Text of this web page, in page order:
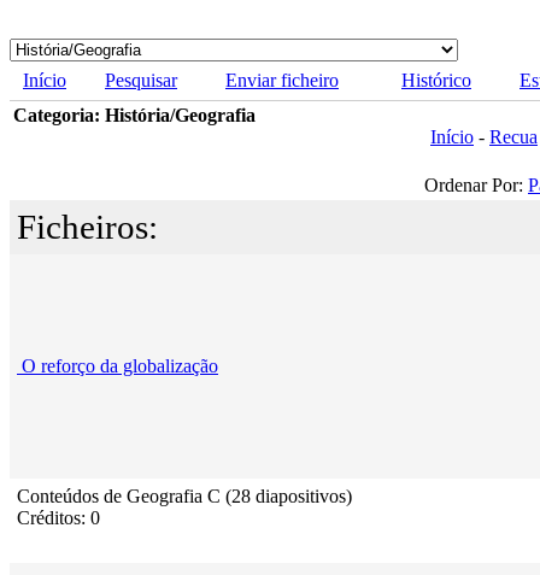
Início Pesquisar Enviar ficheiro Histórico
Categoria: História/Geografia
Início - Recua
Ordenar Por:
Ficheiros:
O reforço da globalização
Conteúdos de Geografia C (28 diapositivos)
Créditos: 0